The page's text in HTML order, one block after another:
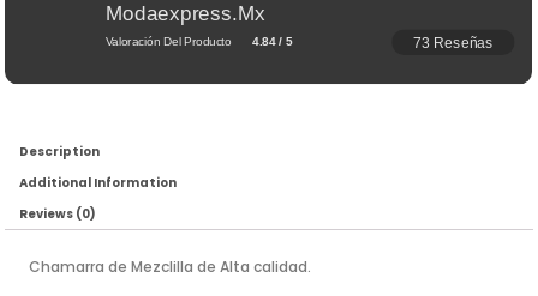
Description
Additional Information
Reviews (0)
Chamarra de Mezclilla de Alta calidad.
Modaexpress.mx
Valoración Del Producto 4.84 / 5 73 Reseñas